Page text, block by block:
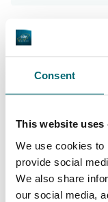
Consent
This website uses
We use cookies to
provide social
We also share
our social media,
9,4
Ons aanbod